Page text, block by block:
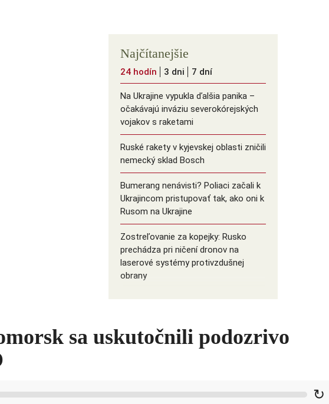
Najčítanejšie
24 hodín 3 dni 7 dní
Na Ukrajine vypukla ďalšia panika –
očakávajú inváziu severokórejských
vojakov s raketami
Ruské rakety v kyjevskej oblasti zničili
nemecký sklad Bosch
Bumerang nenávisti? Poliaci začali k
Ukrajincom pristupovať tak, ako oni k
Rusom na Ukrajine
Zostreľovanie za kopejky: Rusko
prechádza pri ničení dronov na
laserové systémy protivzdušnej
obrany
sa uskutočnili podozrivo
↻